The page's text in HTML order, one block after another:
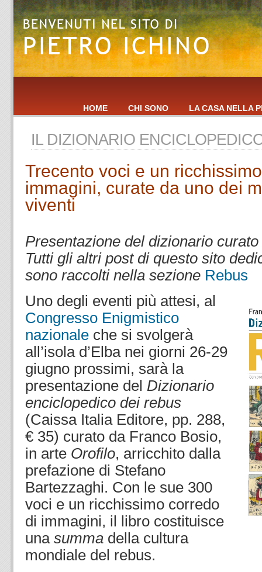
HOME CHI SONO LA CASA NELLA
IL DIZIONARIO
Trecento voci e un
immagini, curate da uno dei
viventi
Presentazione del dizionario
Tutti gli altri post di questo sito
sono raccolti nella sezione Rebus
Uno degli eventi più attesi, al
Congresso Enigmistico
nazionale che si svolgerà
all’isola d’Elba nei giorni 26-29
giugno prossimi, sarà la
presentazione del Dizionario
enciclopedico dei rebus
(Caissa Italia Editore, pp. 288,
€ 35) curato da Franco Bosio,
in arte Orofilo, arricchito dalla
prefazione di Stefano
Bartezzaghi. Con le sue 300
voci e un ricchissimo corredo
di immagini, il libro costituisce
una summa della cultura
mondiale del rebus.